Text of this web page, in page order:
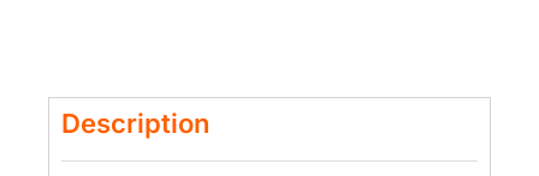
Description